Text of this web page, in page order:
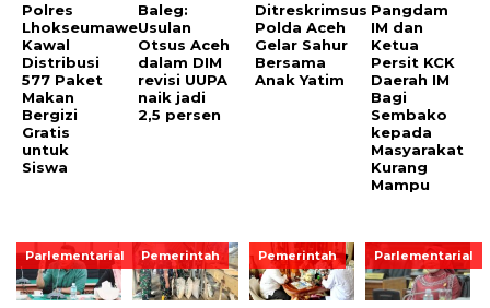
Polres
Lhokseumawe
Kawal
Distribusi
577 Paket
Makan
Bergizi
Gratis
untuk
Siswa
Baleg:
Usulan
Otsus Aceh
dalam DIM
revisi UUPA
naik jadi
2,5 persen
Ditreskrimsus
Polda Aceh
Gelar Sahur
Bersama
Anak Yatim
Pangdam
IM dan
Ketua
Persit KCK
Daerah IM
Bagi
Sembako
kepada
Masyarakat
Kurang
Mampu
Parlementarial Pemerintah Pemerintah Parlementarial